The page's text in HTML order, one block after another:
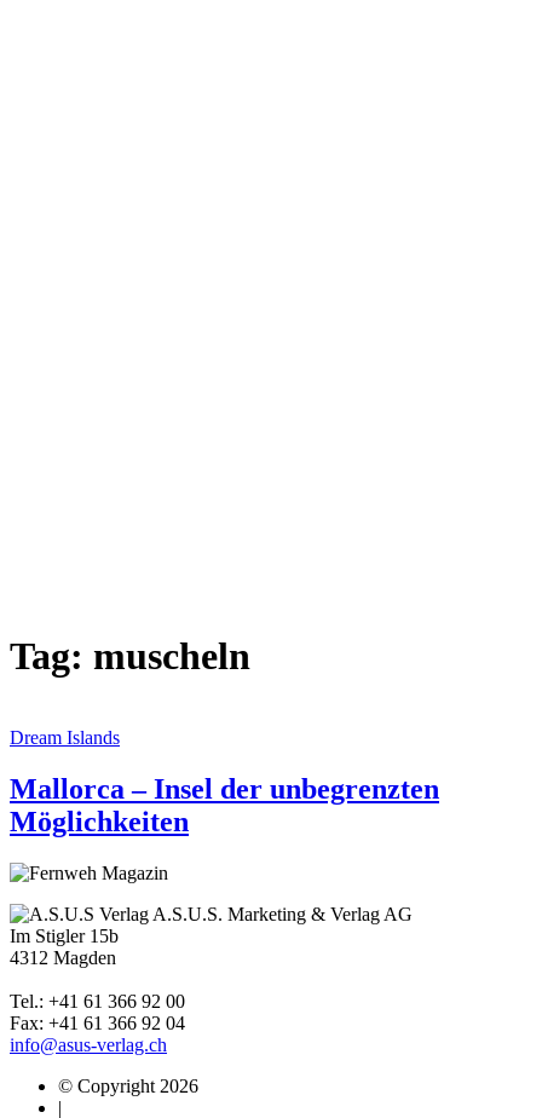
Tag: muscheln
Dream Islands
Mallorca – Insel der unbegrenzten
Möglichkeiten
A.S.U.S. Marketing & Verlag AG
Im Stigler 15b
4312 Magden
Tel.: +41 61 366 92 00
Fax: +41 61 366 92 04
info@asus-verlag.ch
© Copyright 2026
|